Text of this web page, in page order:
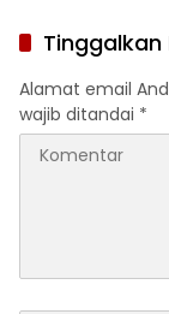
Tinggalkan
Alamat email
wajib ditandai *